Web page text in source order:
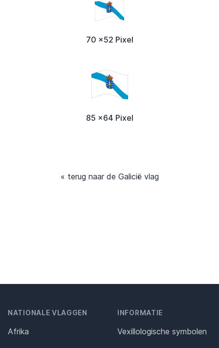
70 x52 Pixel
85 x64 Pixel
« terug naar de Galicië vlag
NATIONALE VLAGGEN
Afrika
INFORMATIE
Vexillologische symbolen